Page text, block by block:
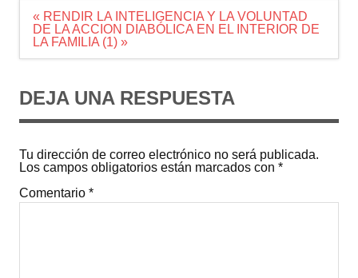
Navegación
de
entradas
« RENDIR LA INTELIGENCIA Y LA VOLUNTAD
DE LA ACCION DIABÓLICA EN EL INTERIOR DE
LA FAMILIA (1) »
DEJA UNA RESPUESTA
Tu dirección de correo electrónico no será publicada.
Los campos obligatorios están marcados con *
Comentario *